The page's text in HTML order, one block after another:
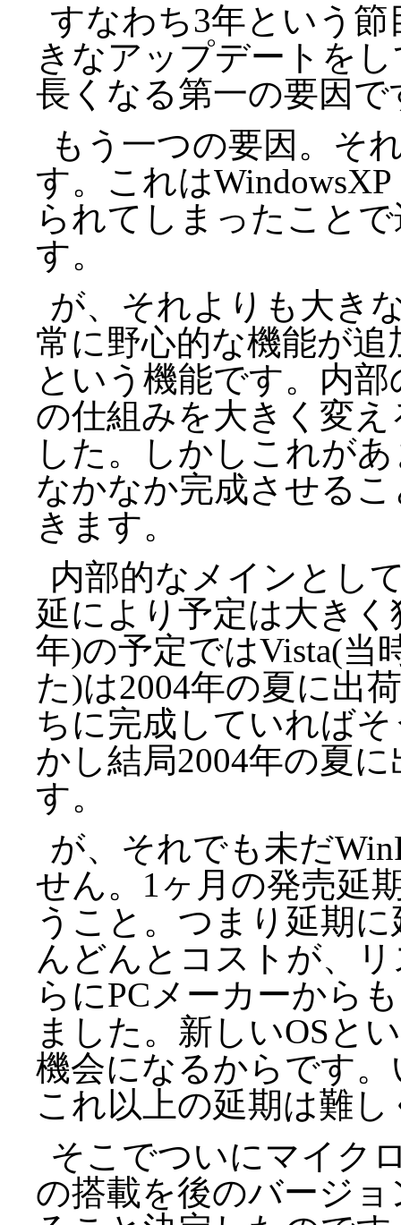
すなわち3年という節
きなアップデートを
長くなる第一の要因で
もう一つの要因。そ
す。これは
られてしまったこと
す。
が、それよりも大き
常に野心的な機能が
という機能です。内
の仕組みを大きく変
した。しかしこれが
なかなか完成させる
きます。
内部的なメインとし
延により予定は大き
年)の予定ではVista(当
た)は2004年の夏に出
ちに完成していれば
かし結局2004年の夏に
す。
が、それでも未だ
せん。1ヶ月の発売延
うこと。つまり延期
んどんとコストが、
らにPCメーカーから
ました。新しいOSと
機会になるからです
これ以上の延期は難
そこでついにマイク
の搭載を後のバージ